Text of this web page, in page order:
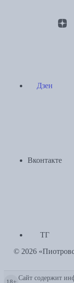
Дзен
Вконтакте
ТГ
© 2026
18+
Сайт содержит